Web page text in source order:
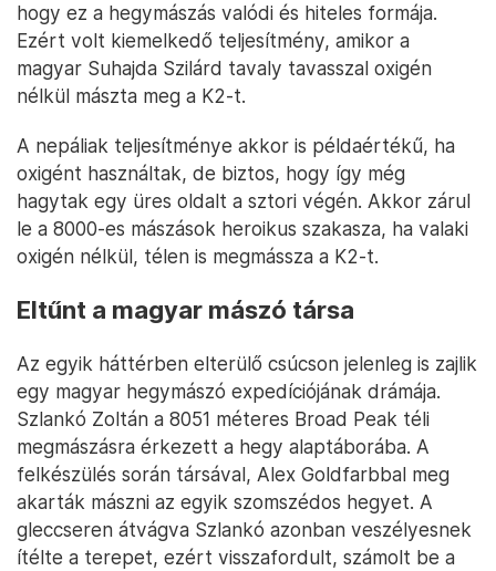
hogy ez a hegymászás valódi és hiteles formája.
Ezért volt kiemelkedő teljesítmény, amikor a
magyar Suhajda Szilárd tavaly tavasszal oxigén
nélkül mászta meg a K2-t.
A nepáliak teljesítménye akkor is példaértékű, ha
oxigént használtak, de biztos, hogy így még
hagytak egy üres oldalt a sztori végén. Akkor zárul
le a 8000-es mászások heroikus szakasza, ha valaki
oxigén nélkül, télen is megmássza a K2-t.
Eltűnt a magyar mászó társa
Az egyik háttérben elterülő csúcson jelenleg is zajlik
egy magyar hegymászó expedíciójának drámája.
Szlankó Zoltán a 8051 méteres Broad Peak téli
megmászásra érkezett a hegy alaptáborába. A
felkészülés során társával, Alex Goldfarbbal meg
akarták mászni az egyik szomszédos hegyet. A
gleccseren átvágva Szlankó azonban veszélyesnek
ítélte a terepet, ezért visszafordult, számolt be a